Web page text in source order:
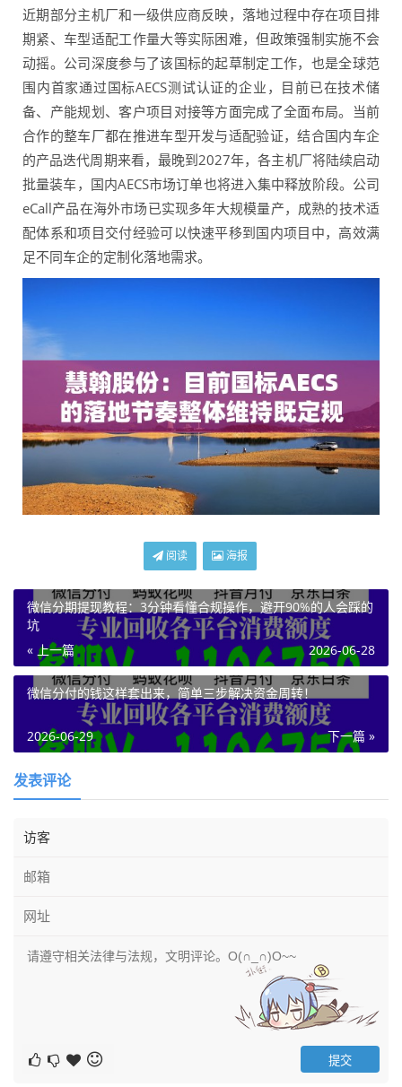
近期部分主机厂和一级供应商反映，落地过程中存在项目排
期紧、车型适配工作量大等实际困难，但政策强制实施不会
动摇。公司深度参与了该国标的起草制定工作，也是全球范
围内首家通过国标AECS测试认证的企业，目前已在技术储
备、产能规划、客户项目对接等方面完成了全面布局。当前
合作的整车厂都在推进车型开发与适配验证，结合国内车企
的产品迭代周期来看，最晚到2027年，各主机厂将陆续启动
批量装车，国内AECS市场订单也将进入集中释放阶段。公司
eCall产品在海外市场已实现多年大规模量产，成熟的技术适
配体系和项目交付经验可以快速平移到国内项目中，高效满
足不同车企的定制化落地需求。
阅读 海报
微信分期提现教程：3分钟看懂合规操作，避开90%的人会踩的
坑
« 上一篇
2026-06-28
微信分付的钱这样套出来，简单三步解决资金周转！
下一篇 »
2026-06-29
发表评论